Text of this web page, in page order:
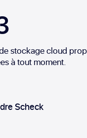
stockage cloud
à tout moment.
Scheck